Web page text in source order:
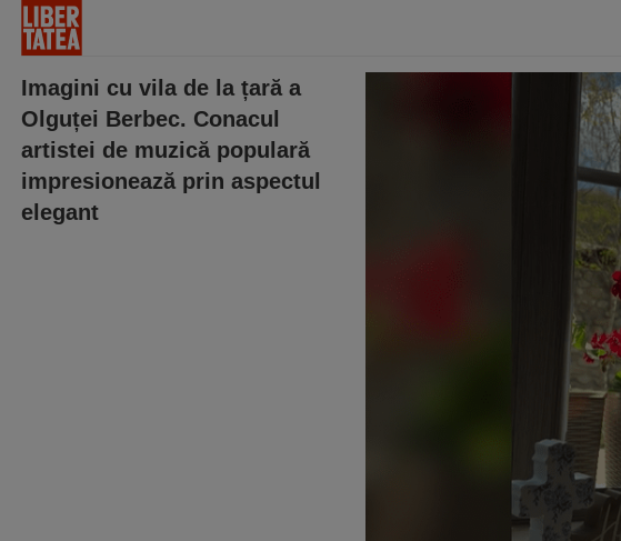
Imagini cu vila de la țară a
Olguței Berbec. Conacul
artistei de muzică populară
impresionează prin aspectul
elegant